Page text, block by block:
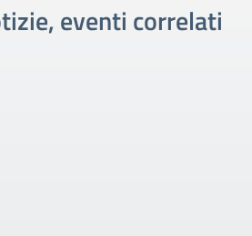
eventi correlati